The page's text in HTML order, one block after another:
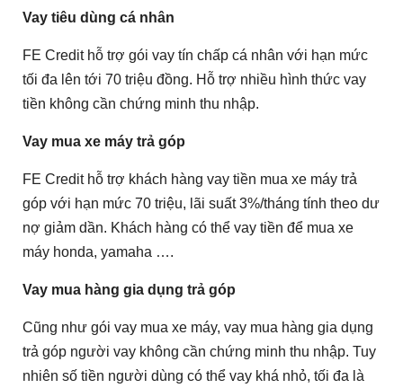
Vay tiêu dùng cá nhân
FE Credit hỗ trợ gói vay tín chấp cá nhân với hạn mức
tối đa lên tới 70 triệu đồng. Hỗ trợ nhiều hình thức vay
tiền không cần chứng minh thu nhập.
Vay mua xe máy trả góp
FE Credit hỗ trợ khách hàng vay tiền mua xe máy trả
góp với hạn mức 70 triệu, lãi suất 3%/tháng tính theo dư
nợ giảm dần. Khách hàng có thể vay tiền để mua xe
máy honda, yamaha ….
Vay mua hàng gia dụng trả góp
Cũng như gói vay mua xe máy, vay mua hàng gia dụng
trả góp người vay không cần chứng minh thu nhập. Tuy
nhiên số tiền người dùng có thể vay khá nhỏ, tối đa là